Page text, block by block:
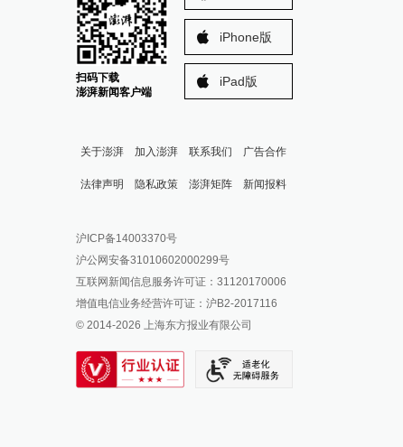
扫码下载
澎湃新闻客户端
iPhone版
iPad版
关于澎湃 加入澎湃 联系我们 广告合作
法律声明 隐私政策 澎湃矩阵
澎湃新闻公众号
澎湃新闻抖音号
派生万物开放平台
IP SHANGHAI
SIXTH TONE
新闻报料
报料邮箱: news@thepaper.cn
沪ICP备14003370号
沪公网安备31010602000299号
互联网新闻信息服务许可证：31120170006
增值电信业务经营许可证：沪B2-2017116
© 2014-2026 上海东方报业有限公司